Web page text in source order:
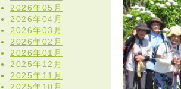
2026年05月
2026年04月
2026年03月
2026年02月
2026年01月
2025年12月
2025年11月
2025年10月